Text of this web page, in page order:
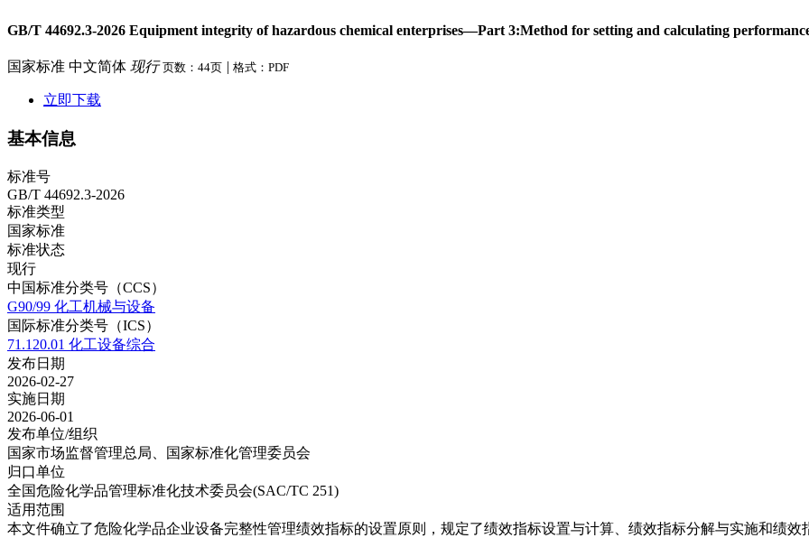
GB/T 44692.3-2026 Equipment integrity of hazardous chemical enterprises—Part 3:Method for setting and calculating
国家标准 中文简体 现行 页数：44页 | 格式：PDF
立即下载
基本信息
标准号
GB/T 44692.3-2026
标准类型
国家标准
标准状态
现行
中国标准分类号（CCS）
G90/99 化工机械与设备
国际标准分类号（ICS）
71.120.01 化工设备综合
发布日期
2026-02-27
实施日期
2026-06-01
发布单位/组织
国家市场监督管理总局、国家标准化管理委员会
归口单位
全国危险化学品管理标准化技术委员会(SAC/TC 251)
适用范围
本文件确立了危险化学品企业设备完整性管理绩效指标的设置原则，规定了绩效指标设置与计算、绩效指标分解与实施和绩效